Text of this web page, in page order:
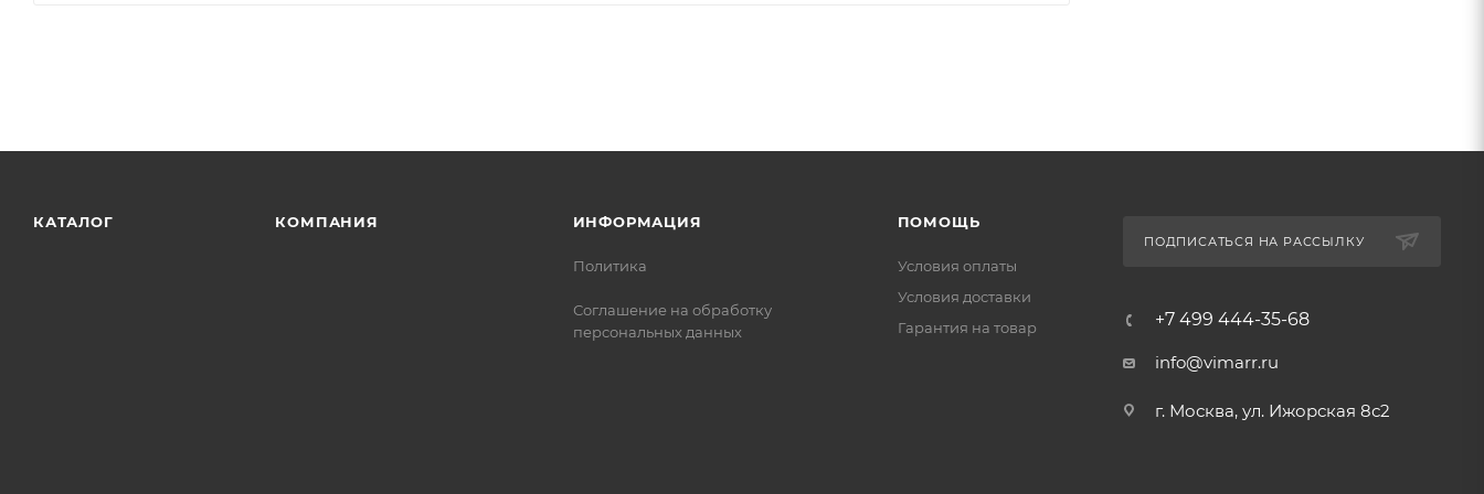
КАТАЛОГ КОМПАНИЯ ИНФОРМАЦИЯ
Политика
Соглашение на обработку
персональных данных
ПОМОЩЬ
Условия оплаты
Условия доставки
Гарантия на товар
ПОДПИСАТЬСЯ НА РАССЫЛКУ
+7 499 444-35-68
info@vimarr.ru
г. Москва, ул. Ижорская 8с2